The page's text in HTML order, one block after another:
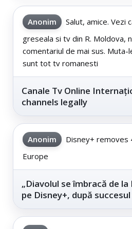
Anonim
Salut, amice. Vezi
greseala si tv din R. Moldova,
comentariul de mai sus.
sunt tot tv romanesti
Canale Tv Online
channels legally
Anonim
Disney+ removes
Europe
„Diavolul se îmbracă de la
pe Disney+, după